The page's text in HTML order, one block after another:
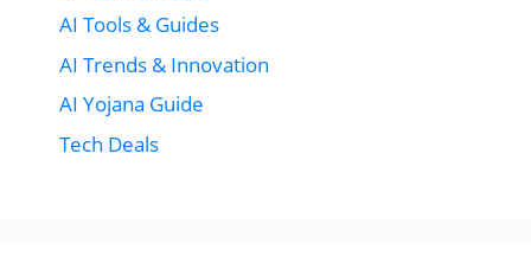
AI Tools & Guides
AI Trends & Innovation
AI Yojana Guide
Tech Deals